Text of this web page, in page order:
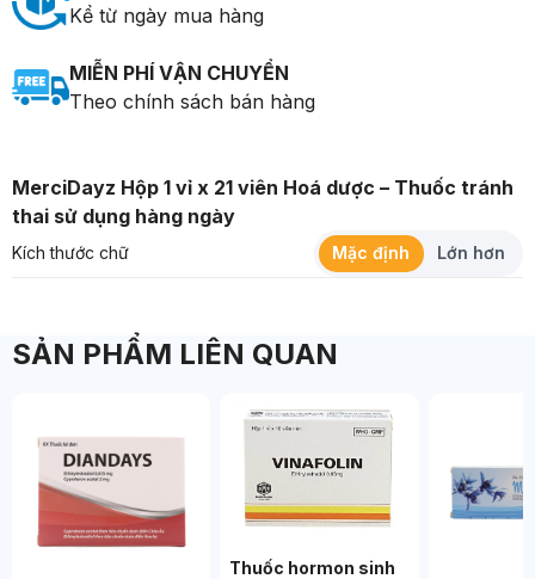
Kể từ ngày mua hàng
MIỄN PHÍ VẬN CHUYỂN
Theo chính sách bán hàng
MerciDayz Hộp 1 vỉ x 21 viên Hoá dược – Thuốc tránh
thai sử dụng hàng ngày
Kích thước chữ Mặc định Lớn hơn
SẢN PHẨM LIÊN QUAN
Thuốc hormon sinh